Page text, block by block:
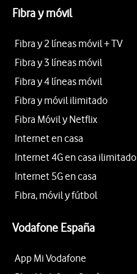
Fibra y móvil
Fibra y 2 líneas móvil + TV
Fibra y 3 líneas móvil
Fibra y 4 líneas móvil
Fibra y móvil ilimitado
Fibra Móvil y Netflix
Internet en casa
Internet 4G en casa ilimitado
Internet 5G en casa
Fibra, móvil y fútbol
Vodafone España
App Mi Vodafone